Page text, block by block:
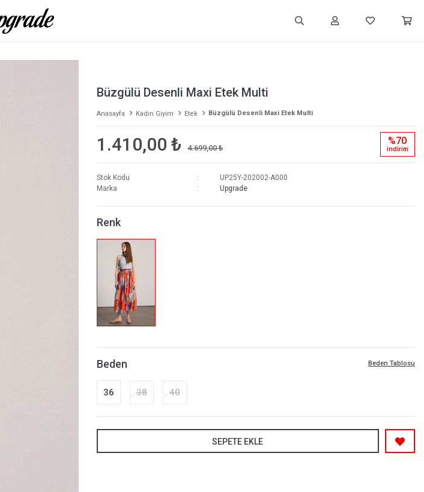
Büzgülü Desenli Maxi Etek Multi
Anasayfa Kadın Giyim Etek Büzgülü Desenli Maxi Etek Multi
1.410,00 ₺ 4.699,00 ₺
%70
i̇ndi̇ri̇m
Stok Kodu
UP25Y-202002-A000
Marka
Upgrade
Renk
Beden Tablosu
Beden
36 38 40
SEPETE EKLE